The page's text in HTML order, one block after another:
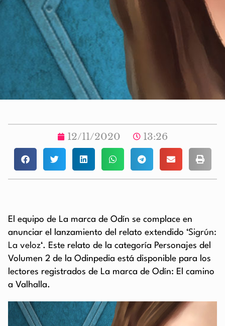
12/11/2020 13:26
El equipo de La marca de Odín se complace en
anunciar el lanzamiento del relato extendido ‘Sigrún:
La veloz‘. Este relato de la categoría Personajes del
Volumen 2 de la Odinpedia está disponible para los
lectores registrados de La marca de Odín: El camino
a Valhalla.